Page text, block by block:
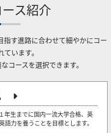
ース紹介
指す進路に合わせて細やかにコー
ています。
コースを選択できます。
年生までに国内一流大学合格、英
力を養うことを目標とします。